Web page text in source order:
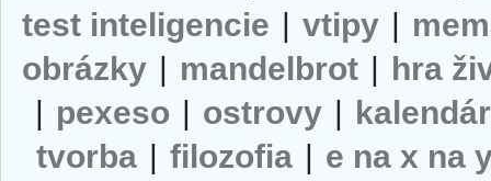
test inteligencie | vtipy |
obrázky | mandelbrot | hra
| pexeso | ostrovy | kalendár
tvorba | filozofia | e na x na